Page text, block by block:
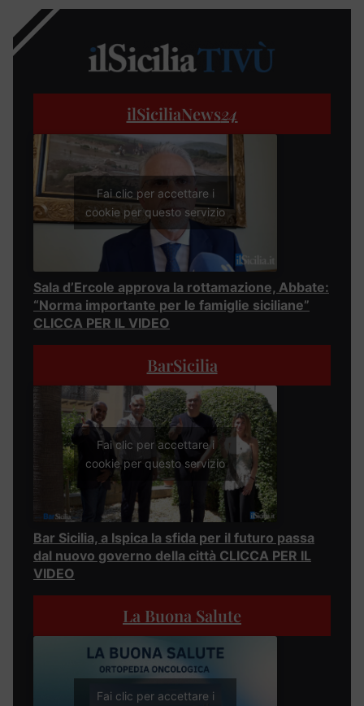
ilSiciliaNews24
Fai clic per accettare i
cookie per questo servizio
Sala d’Ercole approva la rottamazione, Abbate:
“Norma importante per le famiglie siciliane”
CLICCA PER IL VIDEO
BarSicilia
Fai clic per accettare i
cookie per questo servizio
Bar Sicilia, a Ispica la sfida per il futuro passa
dal nuovo governo della città CLICCA PER IL
VIDEO
La Buona Salute
Fai clic per accettare i